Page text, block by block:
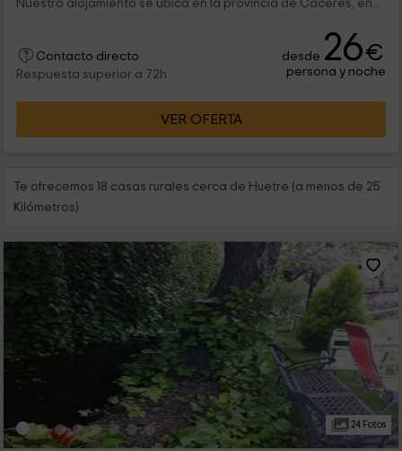
Nuestro alojamiento se ubica en la provincia de Cáceres, en...
Contacto directo
Respuesta superior a 72h
desde 26€
persona y noche
VER OFERTA
Te ofrecemos 18 casas rurales cerca de Huetre (a menos de 25
Kilómetros)
24 Fotos